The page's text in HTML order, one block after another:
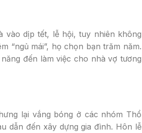
vào dịp tết, lễ hội, tuy nhiên không
“ngủ mái”, họ chọn bạn trăm năm.
đến làm việc cho nhà vợ tương
lại vắng bóng ở các nhóm Thổ
dẫn đến xây dựng gia đình. Hôn lễ